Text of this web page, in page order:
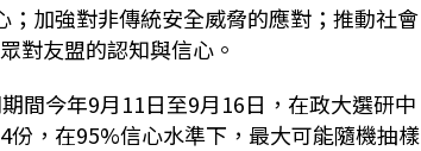
加強對非傳統安全威脅的應對；推動社會
對友盟的認知與信心。
間今年9月11日至9月16日，在政大選研中
，在95%信心水準下，最大可能隨機抽樣